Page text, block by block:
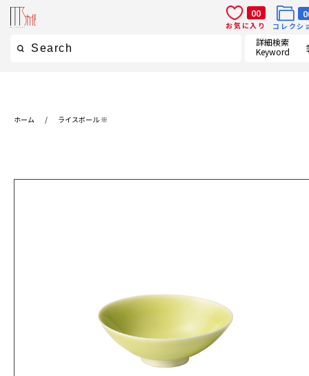
詳細検索
Keyword
00
お気に入り
コレクシ
ホーム / ライスボール ※